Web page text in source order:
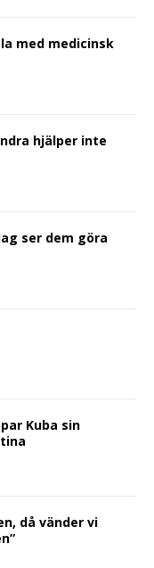
med medicinsk
hjälper inte
ser dem göra
Kuba sin
då vänder vi